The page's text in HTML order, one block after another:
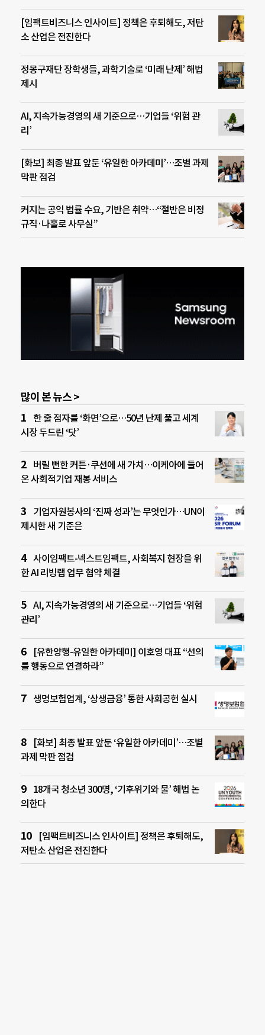
[임팩트비즈니스 인사이트] 정책은 후퇴해도, 저탄
소 산업은 전진한다
정몽구재단 장학생들, 과학기술로 ‘미래 난제’ 해법
제시
AI, 지속가능경영의 새 기준으로…기업들 ‘위험 관
리’
[화보] 최종 발표 앞둔 ‘유일한 아카데미’…조별 과제
막판 점검
커지는 공익 법률 수요, 기반은 취약…“절반은 비정
규직·나홀로 사무실”
많이 본 뉴스 >
한 줄 점자를 ‘화면’으로…50년 난제 풀고 세계
시장 두드린 ‘닷’
버릴 뻔한 커튼·쿠션에 새 가치…이케아에 들어
온 사회적기업 재봉 서비스
기업자원봉사의 ‘진짜 성과’는 무엇인가…UN이
제시한 새 기준은
사이임팩트-넥스트임팩트, 사회복지 현장을 위
한 AI 리빙랩 업무 협약 체결
AI, 지속가능경영의 새 기준으로…기업들 ‘위험
관리’
[유한양행-유일한 아카데미] 이호영 대표 “선의
를 행동으로 연결하라”
생명보험업계, ‘상생금융’ 통한 사회공헌 실시
[화보] 최종 발표 앞둔 ‘유일한 아카데미’…조별
과제 막판 점검
18개국 청소년 300명, ‘기후위기와 물’ 해법 논
의한다
[임팩트비즈니스 인사이트] 정책은 후퇴해도,
저탄소 산업은 전진한다